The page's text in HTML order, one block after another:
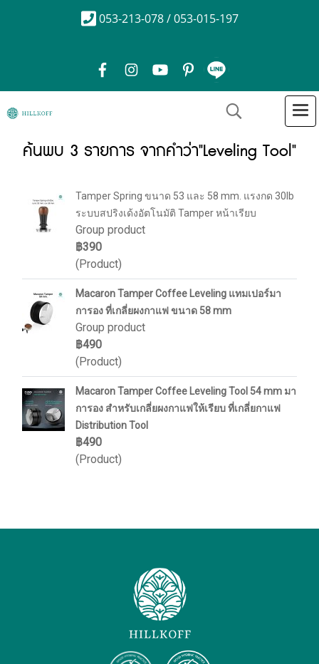
053-213-078 / 053-015-197
ค้นพบ 3 รายการ จากคำว่า"Leveling Tool"
Tamper Spring ขนาด 53 และ 58 mm. แรงกด 30lb
ระบบสปริงเด้งอัตโนมัติ Tamper หน้าเรียบ
Group product
฿390
(Product)
Macaron Tamper Coffee Leveling แทมเปอร์มา
การอง ที่เกลี่ยผงกาแฟ ขนาด 58 mm
Group product
฿490
(Product)
Macaron Tamper Coffee Leveling Tool 54 mm มา
การอง สำหรับเกลี่ยผงกาแฟให้เรียบ ที่เกลี่ยกาแฟ
Distribution Tool
฿490
(Product)